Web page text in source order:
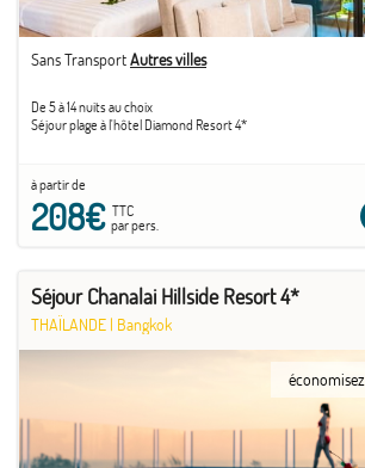
Sans TransportAutres villes
De 5 à 14 nuits au choix
Séjour plage à l'hôtel Diamond Resort 4*
à partir de
208€TTC
par pers.
Séjour Chanalai Hillside Resort 4*
THAÏLANDE | Bangkok
économisez